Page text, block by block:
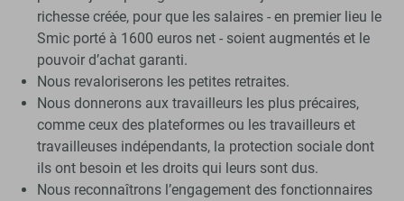
richesse créée, pour que les salaires - en premier lieu le
Smic porté à 1600 euros net - soient augmentés et le
pouvoir d’achat garanti.
Nous revaloriserons les petites retraites.
Nous donnerons aux travailleurs les plus précaires,
comme ceux des plateformes ou les travailleurs et
travailleuses indépendants, la protection sociale dont
ils ont besoin et les droits qui leurs sont dus.
Nous reconnaîtrons l’engagement des fonctionnaires